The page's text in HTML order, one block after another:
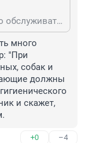
Это не проводник решает. Его дело обслуживать пассажиров, в т.ч. с животными.
много
"При
собак и
должны
и скажет,
+0 –4